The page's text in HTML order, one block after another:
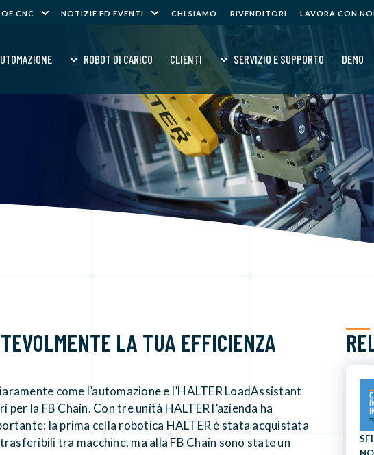
CNC NOTIZIE ED EVENTI CHI SIAMO RIVENDITORI LAVORA CON
ROBOT DI CARICO CLIENTI SERVIZIO E SUPPORTO DEMO
LA TUA EFFICIENZA
come l’automazione e l’HALTER LoadAssistant
la FB Chain. Con tre unità HALTER l’azienda ha
la prima cella robotica HALTER è stata acquistata
tra macchine, ma alla FB Chain sono state un